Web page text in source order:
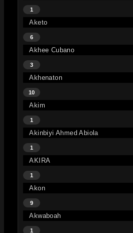
1
Aketo
6
Akhee Cubano
3
Akhenaton
10
Akim
1
Akinbiyi Ahmed Abiola
1
AKIRA
1
Akon
9
Akwaboah
1